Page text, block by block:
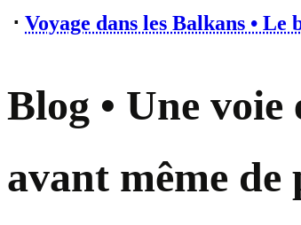
⋅ Voyage dans les Balkans • Le
Blog • Une
avant même de